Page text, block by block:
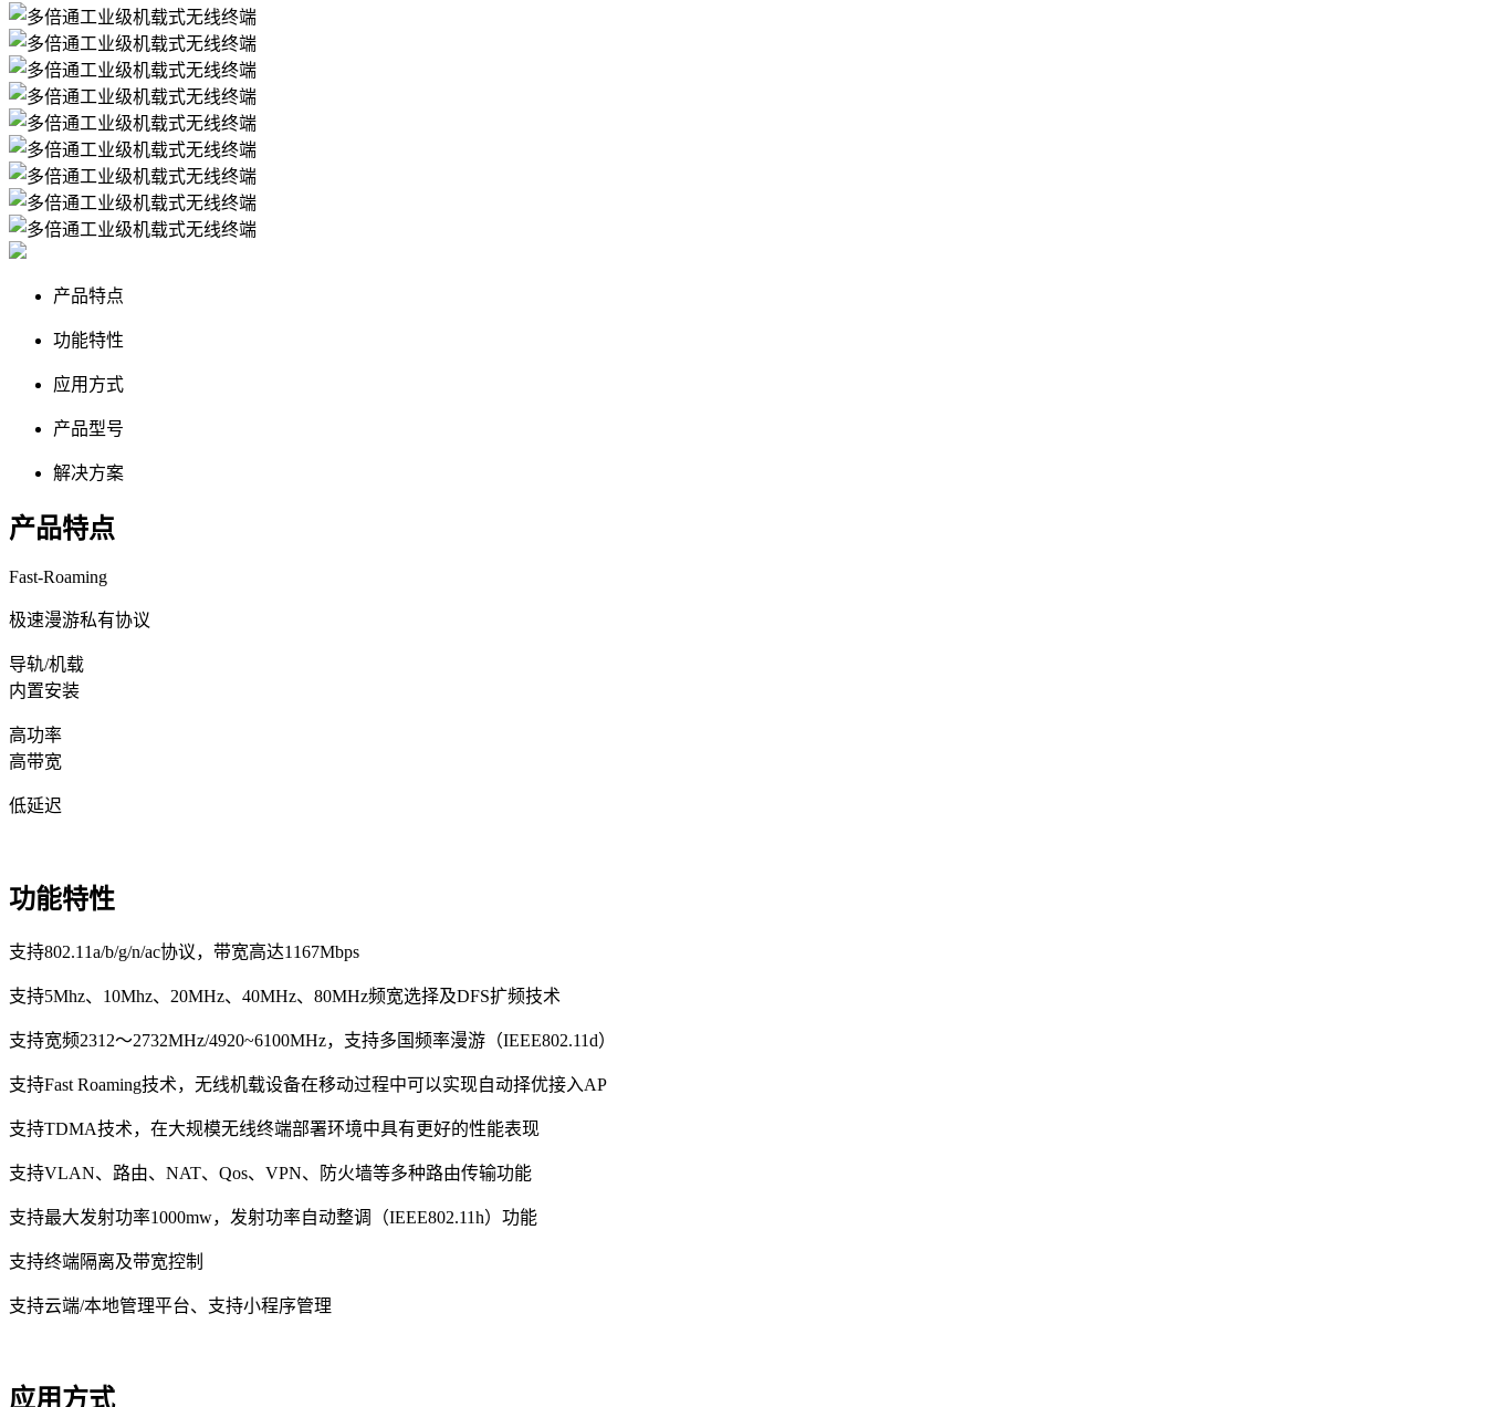
产品特点
功能特性
应用方式
产品型号
解决方案
产品特点
Fast-Roaming
极速漫游私有协议
导轨/机载
内置安装
高功率
高带宽
低延迟
功能特性
支持802.11a/b/g/n/ac协议，带宽高达1167Mbps
支持5Mhz、10Mhz、20MHz、40MHz、80MHz频宽选择及DFS扩频技术
支持宽频2312～2732MHz/4920~6100MHz，支持多国频率漫游（IEEE802.11d）
支持Fast Roaming技术，无线机载设备在移动过程中可以实现自动择优接入AP
支持TDMA技术，在大规模无线终端部署环境中具有更好的性能表现
支持VLAN、路由、NAT、Qos、VPN、防火墙等多种路由传输功能
支持最大发射功率1000mw，发射功率自动整调（IEEE802.11h）功能
支持终端隔离及带宽控制
支持云端/本地管理平台、支持小程序管理
应用方式